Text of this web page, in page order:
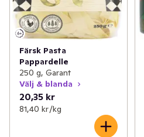
Färsk Pasta
Pappardelle
250 g, Garant
Välj & blanda
20,35 kr
81,40 kr /kg